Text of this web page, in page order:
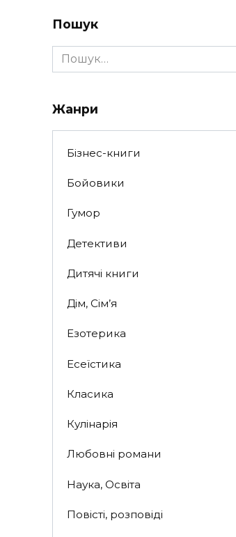
Пошук
Search
for:
Жанри
Бізнес-книги
Бойовики
Гумор
Детективи
Дитячі книги
Дім, Сім’я
Езотерика
Есеїстика
Класика
Кулінарія
Любовні романи
Наука, Освіта
Повісті, розповіді